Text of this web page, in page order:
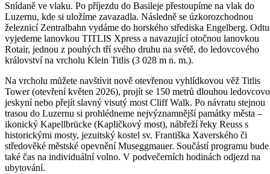
Snídaně ve vlaku. Po příjezdu do Basileje přestoupíme na vlak do
Luzernu, kde si uložíme zavazadla. Následně se úzkorozchodnou
železnicí Zentralbahn vydáme do horského střediska Engelberg.
vyjedeme lanovkou TITLIS Xpress a navazující otočnou lanovkou
Rotair, jednou z pouhých tří svého druhu na světě, do ledovcového
království na vrcholu Klein Titlis (3 028 m n. m.).
Na vrcholu můžete navštívit nově otevřenou vyhlídkovou věž Titlis
Tower (otevření květen 2026), projít se 150 metrů dlouhou
jeskyní nebo přejít slavný visutý most Cliff Walk. Po návratu stejnou
trasou do Luzernu si prohlédneme nejvýznamnější památky města –
ikonický Kapellbrücke (Kapličkový most), nábřeží řeky Reuss s
historickými mosty, jezuitský kostel sv. Františka Xaverského či
středověké městské opevnění Museggmauer. Součástí programu bude
také čas na individuální volno. V podvečerních hodinách odjezd na
ubytování.